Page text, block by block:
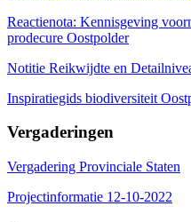
Reactienota: Kennisgeving
prodecure Oostpolder
Notitie Reikwijdte en
Inspiratiegids biodiversiteit
Vergaderingen
Vergadering Provinciale Staten
Projectinformatie 12-10-2022